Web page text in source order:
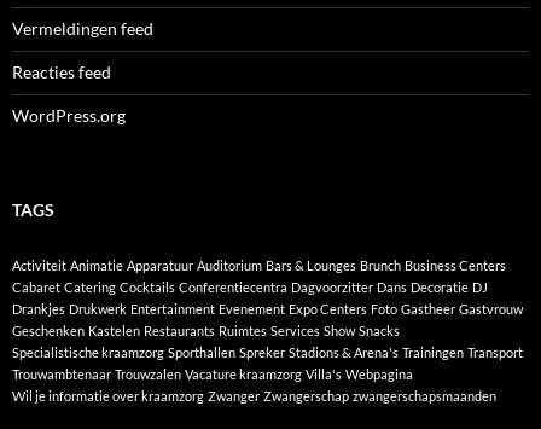
Vermeldingen feed
Reacties feed
WordPress.org
TAGS
Activiteit Animatie Apparatuur Auditorium Bars & Lounges Brunch Business Centers
Cabaret Catering Cocktails Conferentiecentra Dagvoorzitter Dans Decoratie DJ
Drankjes Drukwerk Entertainment Evenement Expo Centers Foto Gastheer Gastvrouw
Geschenken Kastelen Restaurants Ruimtes Services Show Snacks
Specialistische kraamzorg Sporthallen Spreker Stadions & Arena's Trainingen Transport
Trouwambtenaar Trouwzalen Vacature kraamzorg Villa's Webpagina
Wil je informatie over kraamzorg Zwanger Zwangerschap zwangerschapsmaanden